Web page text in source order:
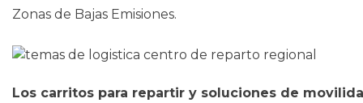
Zonas de Bajas Emisiones.
Los carritos para repartir y soluciones de